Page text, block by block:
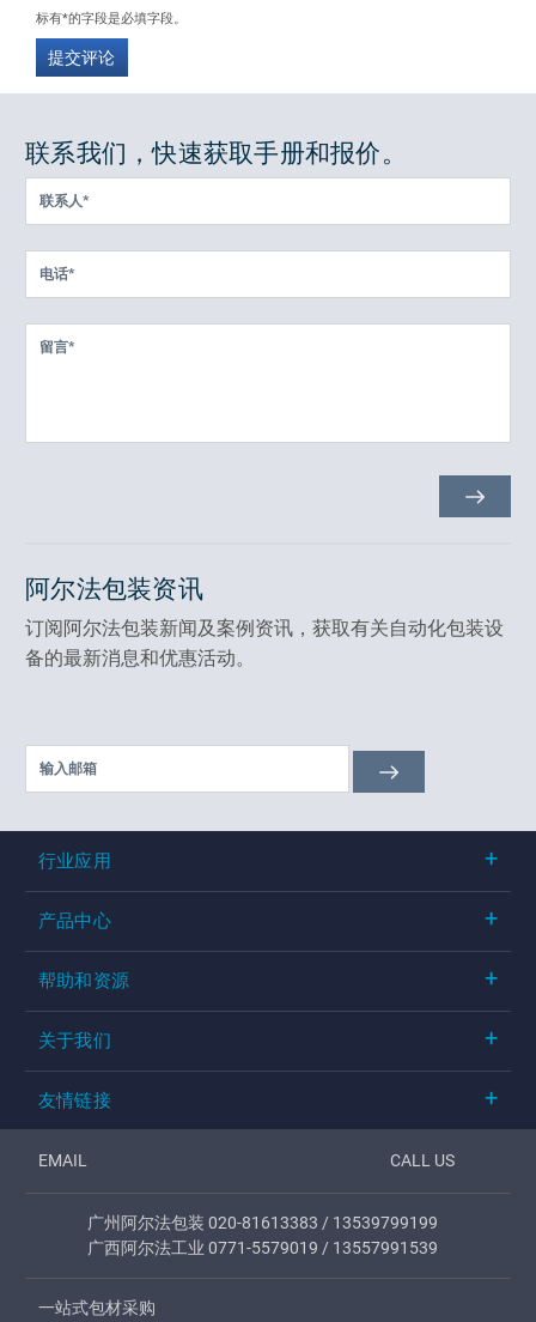
标有*的字段是必填字段。
提交评论
联系我们，快速获取手册和报价。
阿尔法包装资讯
订阅阿尔法包装新闻及案例资讯，获取有关自动化包装设
备的最新消息和优惠活动。
行业应用
产品中心
帮助和资源
关于我们
友情链接
EMAIL CALL US
广州阿尔法包装 020-81613383 / 13539799199
广西阿尔法工业 0771-5579019 / 13557991539
一站式包材采购